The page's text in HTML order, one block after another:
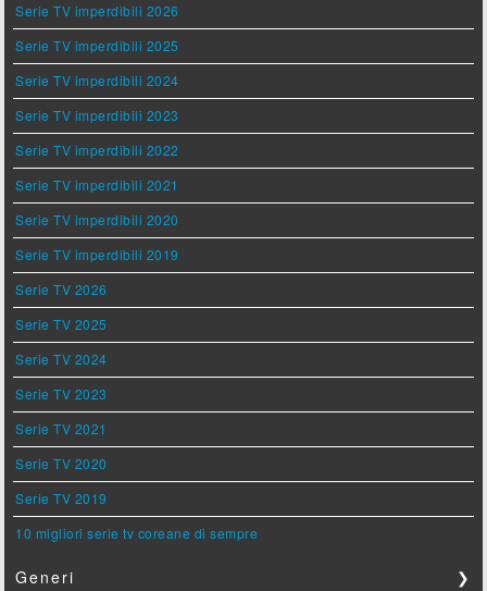
Serie TV imperdibili 2026
Serie TV imperdibili 2025
Serie TV imperdibili 2024
Serie TV imperdibili 2023
Serie TV imperdibili 2022
Serie TV imperdibili 2021
Serie TV imperdibili 2020
Serie TV imperdibili 2019
Serie TV 2026
Serie TV 2025
Serie TV 2024
Serie TV 2023
Serie TV 2021
Serie TV 2020
Serie TV 2019
10 migliori serie tv coreane di sempre
Generi ❯